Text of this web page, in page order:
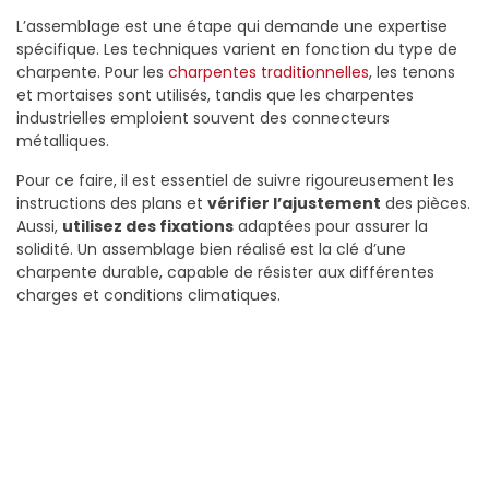
L’assemblage est une étape qui demande une expertise
spécifique. Les techniques varient en fonction du type de
charpente. Pour les charpentes traditionnelles, les tenons
et mortaises sont utilisés, tandis que les charpentes
industrielles emploient souvent des connecteurs
métalliques.
Pour ce faire, il est essentiel de suivre rigoureusement les
instructions des plans et vérifier l’ajustement des pièces.
Aussi, utilisez des fixations adaptées pour assurer la
solidité. Un assemblage bien réalisé est la clé d’une
charpente durable, capable de résister aux différentes
charges et conditions climatiques.